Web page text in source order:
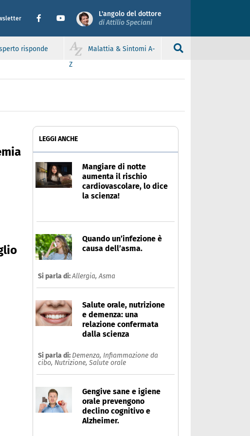
L'angolo del dottore
di Attilio Speciani
risponde
Malattia & Sintomi A-
Z
LEGGI ANCHE
Mangiare di notte
aumenta il rischio
cardiovascolare, lo dice
la scienza!
Quando un’infezione è
causa dell’asma.
Si parla di:Allergia,Asma
Salute orale, nutrizione
e demenza: una
relazione confermata
dalla scienza
Si parla di: Demenza, Infiammazione da
cibo, Nutrizione, Salute orale
Gengive sane e igiene
orale prevengono
declino cognitivo e
Alzheimer.